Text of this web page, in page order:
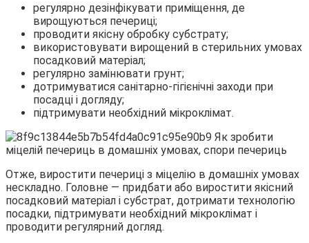
регулярно дезінфікувати приміщення, де
вирощуються печериці;
проводити якісну обробку субстрату;
використовувати вирощений в стерильних умовах
посадковий матеріал;
регулярно замінювати грунт;
дотримуватися санітарно-гігієнічні заходи при
посадці і догляду;
підтримувати необхідний мікроклімат.
Отже, виростити печериці з міцелію в домашніх умовах
нескладно. Головне — придбати або виростити якісний
посадковий матеріал і субстрат, дотримати технологію
посадки, підтримувати необхідний мікроклімат і
проводити регулярний догляд.